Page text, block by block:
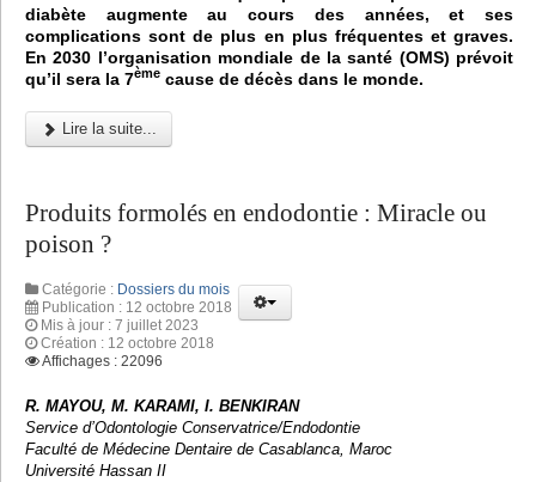
diabète augmente au cours des années, et ses
complications sont de plus en plus fréquentes et graves.
En 2030 l’organisation mondiale de la santé (OMS) prévoit
qu’il sera la 7ème cause de décès dans le monde.
Lire la suite...
Produits formolés en endodontie : Miracle ou
poison ?
Catégorie : Dossiers du mois
Publication : 12 octobre 2018
Mis à jour : 7 juillet 2023
Création : 12 octobre 2018
Affichages : 22096
R. MAYOU, M. KARAMI, I. BENKIRAN
Service d’Odontologie Conservatrice/Endodontie
Faculté de Médecine Dentaire de Casablanca, Maroc
Université Hassan II